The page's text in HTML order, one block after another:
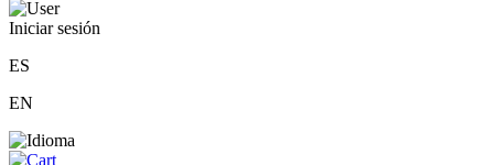
Iniciar sesión
ES
EN